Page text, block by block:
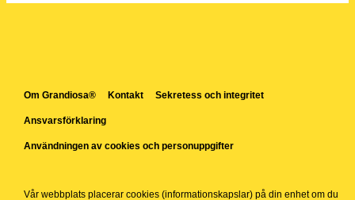
Om Grandiosa® Kontakt Sekretess och integritet
Ansvarsförklaring
Användningen av cookies och personuppgifter
Vår webbplats placerar cookies (informationskapslar) på din enhet om du